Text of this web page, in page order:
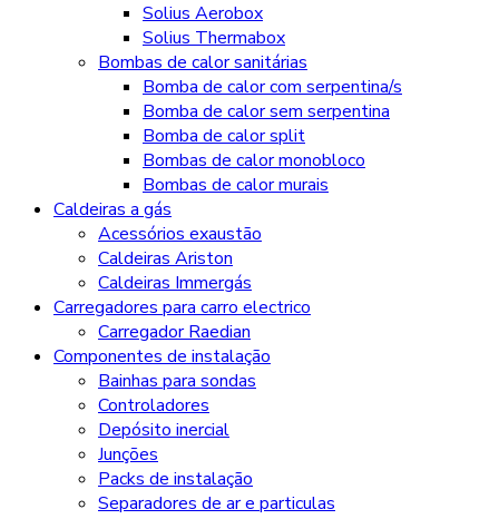
Solius Aerobox
Solius Thermabox
Bombas de calor sanitárias
Bomba de calor com serpentina/s
Bomba de calor sem serpentina
Bomba de calor split
Bombas de calor monobloco
Bombas de calor murais
Caldeiras a gás
Acessórios exaustão
Caldeiras Ariston
Caldeiras Immergás
Carregadores para carro electrico
Carregador Raedian
Componentes de instalação
Bainhas para sondas
Controladores
Depósito inercial
Junções
Packs de instalação
Separadores de ar e particulas